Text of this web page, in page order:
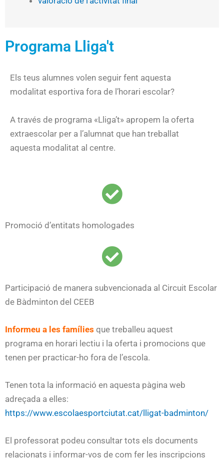
Programa Lliga't
Els teus alumnes volen seguir fent aquesta
modalitat esportiva fora de l’horari escolar?
A través de programa «Lliga’t» apropem la oferta
extraescolar per a l’alumnat que han treballat
aquesta modalitat al centre.
Promoció d’entitats homologades
Participació de manera subvencionada al Circuit Escolar
de Bàdminton del CEEB
Informeu a les famílies que treballeu aquest
programa en horari lectiu i la oferta i promocions que
tenen per practicar-ho fora de l’escola.
Tenen tota la informació en aquesta pàgina web
adreçada a elles:
https://www.escolaesportciutat.cat/lligat-badminton/
El professorat podeu consultar tots els documents
relacionats i informar-vos de com fer les inscripcions